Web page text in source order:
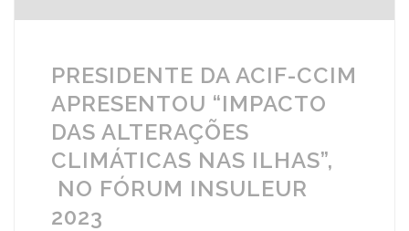
PRESIDENTE DA ACIF-CCIM
APRESENTOU “IMPACTO
DAS ALTERAÇÕES
CLIMÁTICAS NAS ILHAS”,
NO FÓRUM INSULEUR
2023